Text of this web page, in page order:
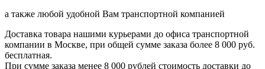
а также любой удобной Вам транспортной компанией
Доставка товара нашими курьерами до офиса транспортной
компании в Москве, при общей сумме заказа более 8 000 руб.
бесплатная.
При сумме заказа менее 8 000 рублей стоимость доставки до